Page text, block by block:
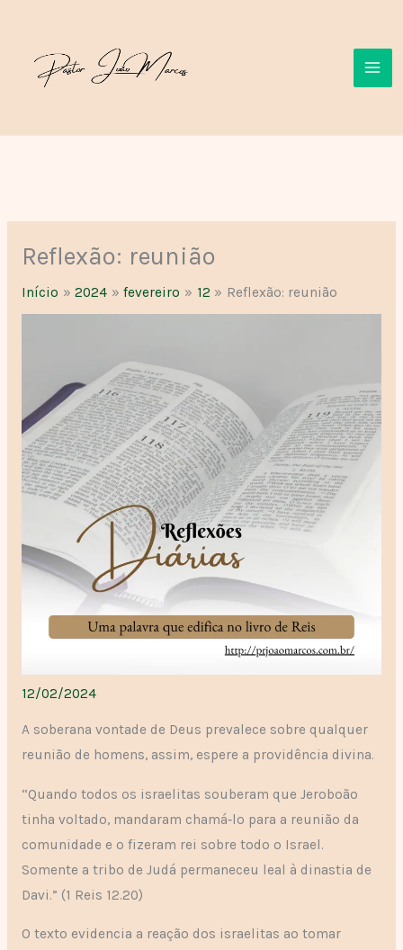
conteúdo
Reflexão: reunião
Início 2024 fevereiro 12 Reflexão: reunião
12/02/2024
A soberana vontade de Deus prevalece sobre qualquer
reunião de homens, assim, espere a providência divina.
“Quando todos os israelitas souberam que Jeroboão
tinha voltado, mandaram chamá‑lo para a reunião da
comunidade e o fizeram rei sobre todo o Israel.
Somente a tribo de Judá permaneceu leal à dinastia de
Davi.” (1 Reis 12.20)
O texto evidencia a reação dos israelitas ao tomar